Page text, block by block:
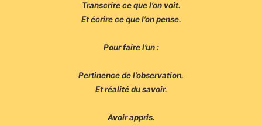
Transcrire ce que l’on voit.
Et écrire ce que l’on pense.
Pour faire l’un :
Pertinence de l’observation.
Et réalité du savoir.
Avoir appris.